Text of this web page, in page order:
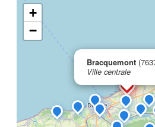
Bracquemont
Ville centrale
+
−